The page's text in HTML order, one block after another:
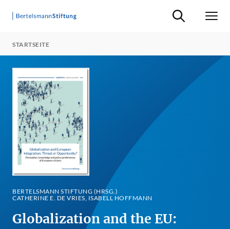
Suche ein-/
STARTSEITE
BERTELSMANN STIFTUNG (HRSG.)
CATHERINE E. DE VRIES, ISABELL HOFFMANN
Globalization and the EU: